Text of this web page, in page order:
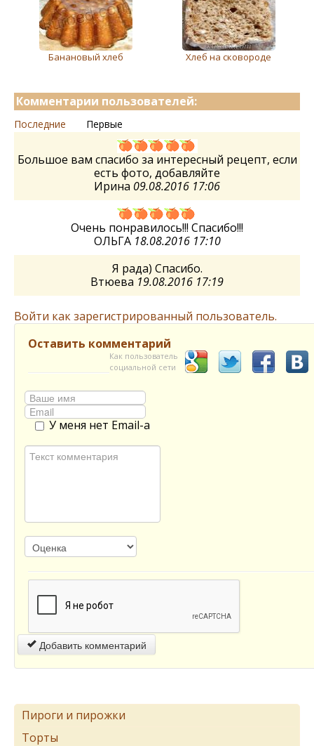
Банановый хлеб Хлеб на сковороде
Комментарии пользователей:
Последние Первые
Большое вам спасибо за интересный рецепт, если
есть фото, добавляйте
Ирина 09.08.2016 17:06
Очень понравилось!!! Спасибо!!!
ОЛЬГА 18.08.2016 17:10
Я рада) Спасибо.
Втюева 19.08.2016 17:19
Войти как зарегистрированный пользователь.
Оставить комментарий
Как пользователь
социальной сети
У меня нет Email-а
Добавить комментарий
Пироги и пирожки
Торты